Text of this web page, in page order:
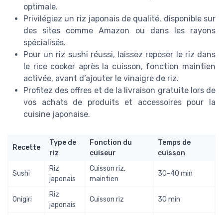
optimale.
Privilégiez un riz japonais de qualité, disponible sur
des sites comme Amazon ou dans les rayons
spécialisés.
Pour un riz sushi réussi, laissez reposer le riz dans
le rice cooker après la cuisson, fonction maintien
activée, avant d’ajouter le vinaigre de riz.
Profitez des offres et de la livraison gratuite lors de
vos achats de produits et accessoires pour la
cuisine japonaise.
Recette
Type de
riz
Fonction du
cuiseur
Temps de
cuisson
Sushi
Riz
japonais
Cuisson riz,
maintien
30-40 min
Onigiri
Riz
japonais
Cuisson riz 30 min